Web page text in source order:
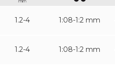
1.2-4 1:08-1:2 mm
1.2-4 1:08-1:2 mm